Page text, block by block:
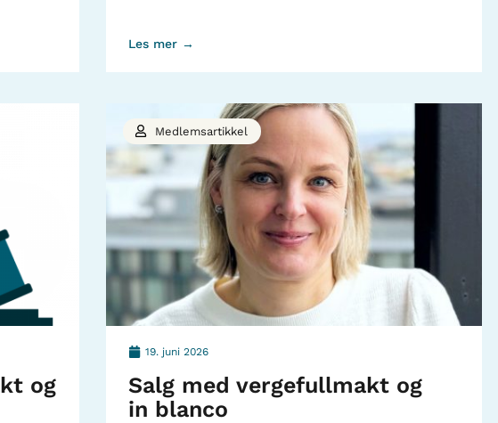
Les mer →
og
19. juni 2026
Salg med vergefullmakt og
in blanco
Medlemsartikkel